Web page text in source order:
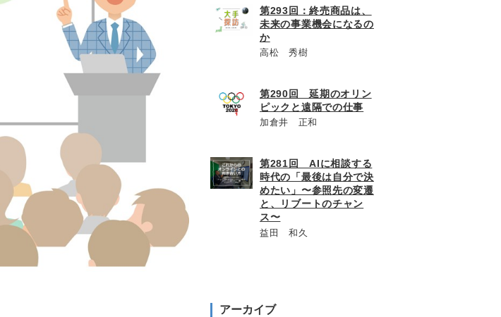
第293回：終売商品は、
未来の事業機会になるの
か
高松 秀樹
第290回 延期のオリン
ピックと遠隔での仕事
加倉井 正和
第281回 AIに相談する
時代の「最後は自分で決
めたい」〜参照先の変遷
と、リブートのチャン
ス〜
益田 和久
アーカイブ